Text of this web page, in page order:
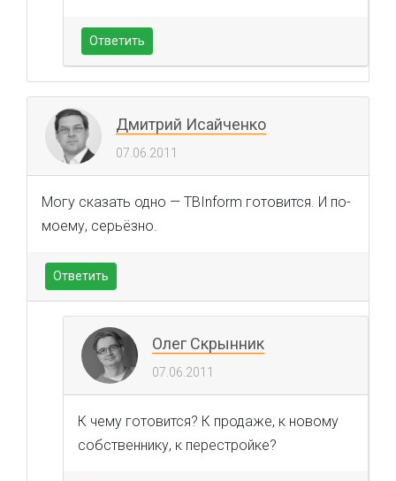
Ответить
Дмитрий Исайченко
07.06.2011
Могу сказать одно — TBInform готовится. И по-
моему, серьёзно.
Ответить
Олег Скрынник
07.06.2011
К чему готовится? К продаже, к новому
собственнику, к перестройке?